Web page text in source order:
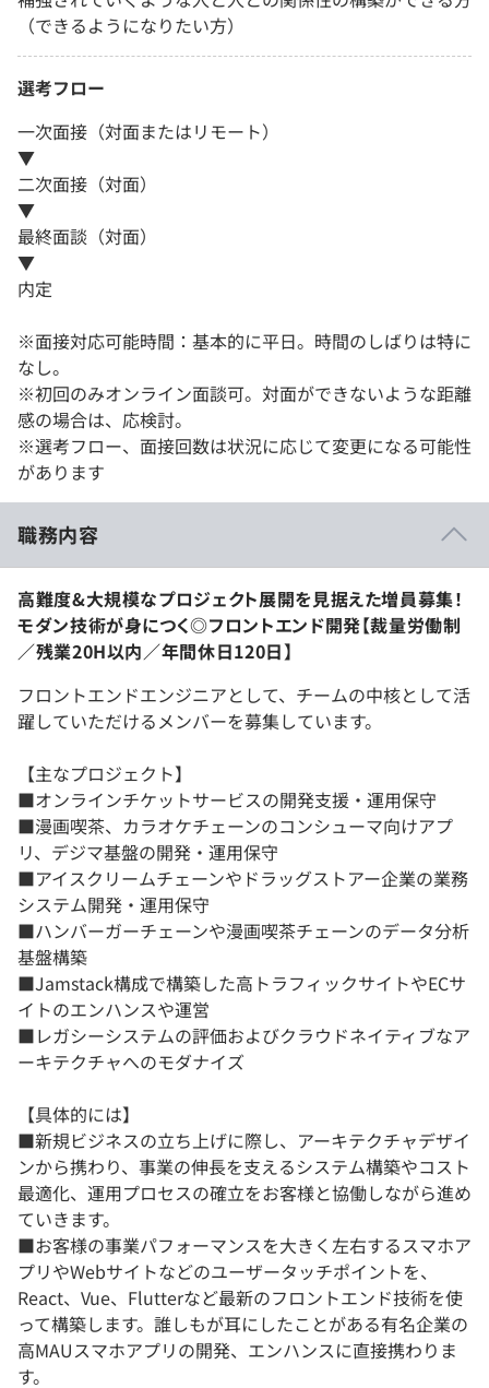
（できるようになりたい方）
選考フロー
一次面接（対面またはリモート）
▼
二次面接（対面）
▼
最終面談（対面）
▼
内定
※面接対応可能時間：基本的に平日。時間のしばりは特に
なし。
※初回のみオンライン面談可。対面ができないような距離
感の場合は、応検討。
※選考フロー、面接回数は状況に応じて変更になる可能性
があります
職務内容
高難度&大規模なプロジェクト展開を見据えた増員募集！
モダン技術が身につく◎フロントエンド開発【裁量労働制
／残業20H以内／年間休日120日】
フロントエンドエンジニアとして、チームの中核として活
躍していただけるメンバーを募集しています。
【主なプロジェクト】
■オンラインチケットサービスの開発支援・運用保守
■漫画喫茶、カラオケチェーンのコンシューマ向けアプ
リ、デジマ基盤の開発・運用保守
■アイスクリームチェーンやドラッグストアー企業の業務
システム開発・運用保守
■ハンバーガーチェーンや漫画喫茶チェーンのデータ分析
基盤構築
■Jamstack構成で構築した高トラフィックサイトやECサ
イトのエンハンスや運営
■レガシーシステムの評価およびクラウドネイティブなア
ーキテクチャへのモダナイズ
【具体的には】
■新規ビジネスの立ち上げに際し、アーキテクチャデザイ
ンから携わり、事業の伸長を支えるシステム構築やコスト
最適化、運用プロセスの確立をお客様と協働しながら進め
ていきます。
■お客様の事業パフォーマンスを大きく左右するスマホア
プリやWebサイトなどのユーザータッチポイントを、
React、Vue、Flutterなど最新のフロントエンド技術を使
って構築します。誰しもが耳にしたことがある有名企業の
高MAUスマホアプリの開発、エンハンスに直接携わりま
す。